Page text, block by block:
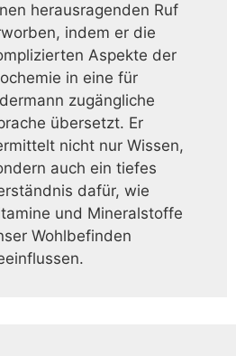
herausragenden Ruf
indem er die
Aspekte der
in eine für
zugängliche
übersetzt. Er
nicht nur Wissen,
auch ein tiefes
dafür, wie
und Mineralstoffe
Wohlbefinden